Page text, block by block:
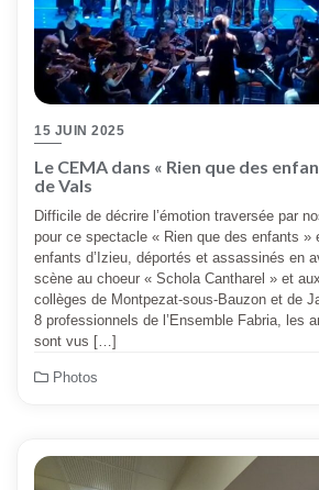
15 JUIN 2025
Le CEMA dans « Rien que des
de Vals
Difficile de décrire l’émotion traversée par
pour ce spectacle « Rien que des enfants »
enfants d’Izieu, déportés et assassinés en
scène au choeur « Schola Cantharel » et
collèges de Montpezat-sous-Bauzon et de
8 professionnels de l’Ensemble Fabria, les
sont vus […]
Photos